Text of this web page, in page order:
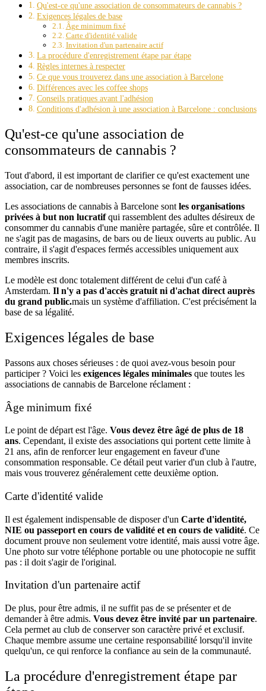
Qu'est-ce qu'une association de consommateurs de cannabis ?
Exigences légales de base
Âge minimum fixé
Carte d'identité valide
Invitation d'un partenaire actif
La procédure d'enregistrement étape par étape
Règles internes à respecter
Ce que vous trouverez dans une association à Barcelone
Différences avec les coffee shops
Conseils pratiques avant l'adhésion
Conditions d'adhésion à une association à Barcelone : conclusions
Qu'est-ce qu'une association de
consommateurs de cannabis ?
Tout d'abord, il est important de clarifier ce qu'est exactement une
association, car de nombreuses personnes se font de fausses idées.
Les associations de cannabis à Barcelone sont les organisations
privées à but non lucratifqui rassemblent des adultes désireux de
consommer du cannabis d'une manière partagée, sûre et contrôlée. Il
ne s'agit pas de magasins, de bars ou de lieux ouverts au public. Au
contraire, il s'agit d'espaces fermés accessibles uniquement aux
membres inscrits.
Le modèle est donc totalement différent de celui d'un café à
Amsterdam. Il n'y a pas d'accès gratuit ni d'achat direct auprès
du grand public.mais un système d'affiliation. C'est précisément la
base de sa légalité.
Exigences légales de base
Passons aux choses sérieuses : de quoi avez-vous besoin pour
participer ? Voici les exigences légales minimales que toutes les
associations de cannabis de Barcelone réclament :
Âge minimum fixé
Le point de départ est l'âge. Vous devez être âgé de plus de 18
ans. Cependant, il existe des associations qui portent cette limite à
21 ans, afin de renforcer leur engagement en faveur d'une
consommation responsable. Ce détail peut varier d'un club à l'autre,
mais vous trouverez généralement cette deuxième option.
Carte d'identité valide
Il est également indispensable de disposer d'un Carte d'identité,
NIE ou passeport en cours de validité et en cours de validité. Ce
document prouve non seulement votre identité, mais aussi votre âge.
Une photo sur votre téléphone portable ou une photocopie ne suffit
pas : il doit s'agir de l'original.
Invitation d'un partenaire actif
De plus, pour être admis, il ne suffit pas de se présenter et de
demander à être admis. Vous devez être invité par un partenaire.
Cela permet au club de conserver son caractère privé et exclusif.
Chaque membre assume une certaine responsabilité lorsqu'il invite
quelqu'un, ce qui renforce la confiance au sein de la communauté.
La procédure d'enregistrement étape par